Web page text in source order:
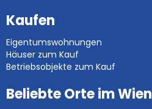
Kaufen
Eigentumswohnungen
Häuser zum Kauf
Betriebsobjekte zum Kauf
Beliebte Orte im